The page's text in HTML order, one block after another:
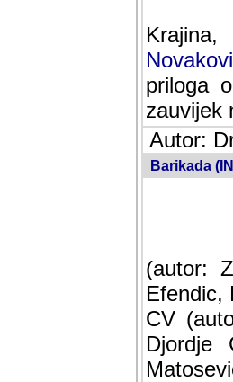
SLO)
Caslav
velikim
napustili.
Autor:
Barikada
(autor:
Efendic,
CV
Djordje